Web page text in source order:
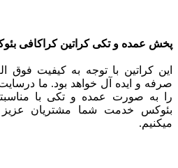
پخش عمده و تکی کراتین کراکافی
این کراتین با توجه به کیفیت فوق
صرفه و ایده آل خواهد بود. ما
را به صورت عمده و تکی با
بئوکس خدمت شما مشتریان
میکنیم.